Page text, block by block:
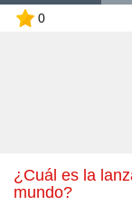
0
¿Cuál es la lanzadera espacial más antigua del
mundo?